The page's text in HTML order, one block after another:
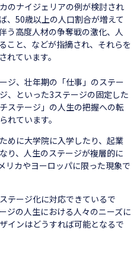
のナイジェリアの例が検討され
、50歳以上の人口割合が増えて
う高度人材の争奪戦の激化、人
こと、などが指摘され、それらを
れています。
ジ、壮年期の「仕事」のステー
、といった3ステージの固定した
ステージ」の人生の把握への転
れています。
めに大学院に入学したり、起業
り、人生のステージが複層的に
リカやヨーロッパに限った現象で
テージ化に対応できているで
ジの人生における人々のニーズに
インはどうすれば可能となるで